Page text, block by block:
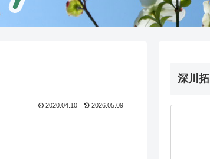
2020.04.10 2026.05.09
深川拓